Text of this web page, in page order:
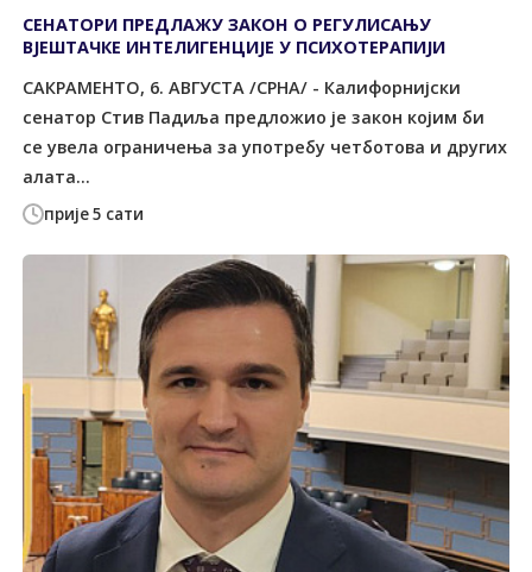
прије 5 сати
СЕНАТОРИ ПРЕДЛАЖУ ЗАКОН О РЕГУЛИСАЊУ
ВЈЕШТАЧКЕ ИНТЕЛИГЕНЦИЈЕ У ПСИХОТЕРАПИЈИ
САКРАМЕНТО, 6. АВГУСТА /СРНА/ - Калифорнијски
сенатор Стив Падиља предложио је закон којим би
се увела ограничења за употребу четботова и других
алата...